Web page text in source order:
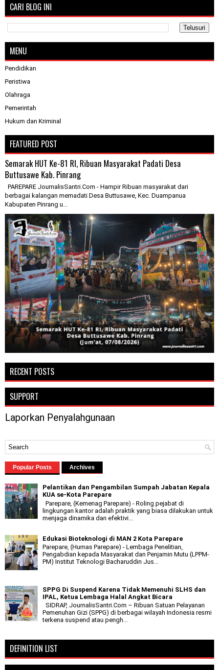
CARI BLOG INI
MENU
Pendidikan
Peristiwa
Olahraga
Pemerintah
Hukum dan Kriminal
FEATURED POST
Semarak HUT Ke-81 RI, Ribuan Masyarakat Padati Desa
Buttusawe Kab. Pinrang
PAREPARE JournalisSantri.Com - Hampir Ribuan masyarakat dari
berbagai kalangan memadati Desa Buttusawe, Kec. Duampanua
Kabupaten Pinrang u...
RECENT POSTS
SUPPORT
Laporkan Penyalahgunaan
Popular Posts Archives
Pelantikan dan Pengambilan Sumpah Jabatan Kepala
KUA se-Kota Parepare
Parepare, (Kemenag Parepare) - Roling pejabat di
lingkungan kantor adalah praktik yang biasa dilakukan untuk
menjaga dinamika dan efektivi...
Edukasi Bioteknologi di MAN 2 Kota Parepare
Parepare, (Humas Parepare) - Lembaga Penelitian,
Pengabdian kepada Masyarakat dan Penjamin Mutu (LPPM-
PM) Institut Teknologi Bacharuddin Jus...
SPPG Di Suspend Karena Tidak Memenuhi SLHS dan
IPAL, Ketua Lembaga Halal Angkat Bicara
SIDRAP, JournalisSantri.Com – Ribuan Satuan Pelayanan
Pemenuhan Gizi (SPPG) di berbagai wilayah Indonesia resmi
terkena suspend atau pengh...
DEFINITION LIST